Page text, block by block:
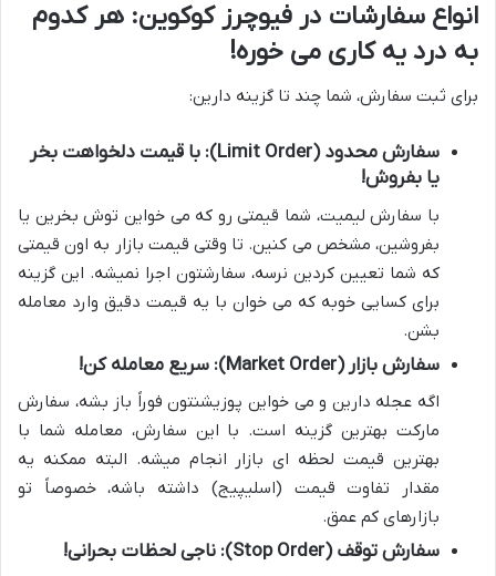
انواع سفارشات در فیوچرز کوکوین: هر کدوم
به درد یه کاری می خوره!
برای ثبت سفارش، شما چند تا گزینه دارین:
سفارش محدود (Limit Order): با قیمت دلخواهت بخر
یا بفروش!
با سفارش لیمیت، شما قیمتی رو که می خواین توش بخرین یا
بفروشین، مشخص می کنین. تا وقتی قیمت بازار به اون قیمتی
که شما تعیین کردین نرسه، سفارشتون اجرا نمیشه. این گزینه
برای کسایی خوبه که می خوان با یه قیمت دقیق وارد معامله
بشن.
سفارش بازار (Market Order): سریع معامله کن!
اگه عجله دارین و می خواین پوزیشنتون فوراً باز بشه، سفارش
مارکت بهترین گزینه است. با این سفارش، معامله شما با
بهترین قیمت لحظه ای بازار انجام میشه. البته ممکنه یه
مقدار تفاوت قیمت (اسلیپیج) داشته باشه، خصوصاً تو
بازارهای کم عمق.
سفارش توقف (Stop Order): ناجی لحظات بحرانی!